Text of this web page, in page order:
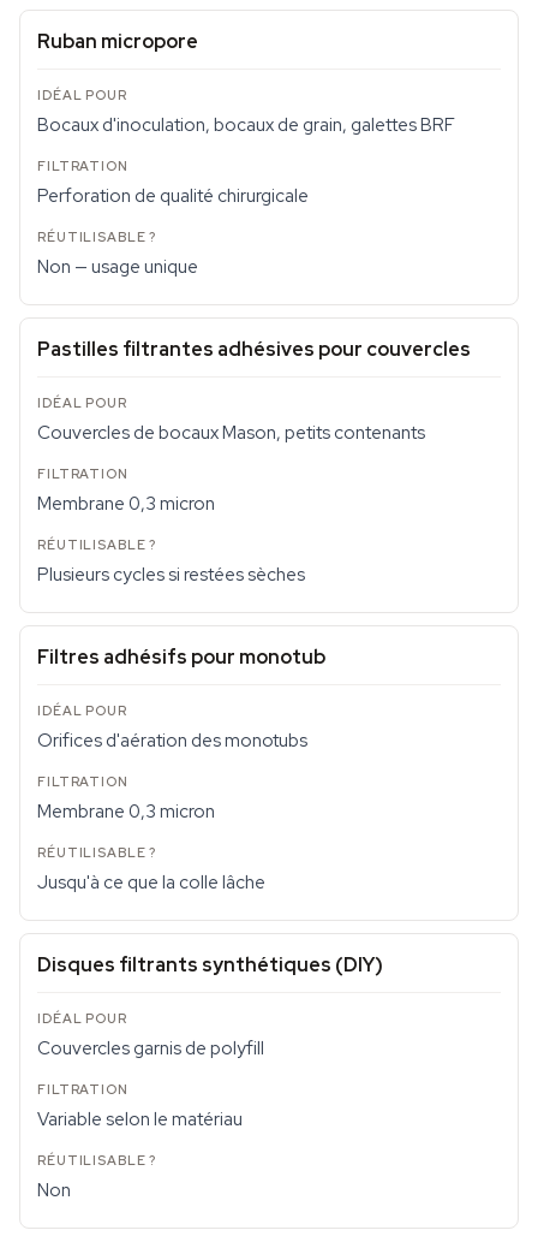
Ruban micropore
Bocaux d'inoculation, bocaux de grain, galettes BRF
Perforation de qualité chirurgicale
Non — usage unique
Pastilles filtrantes adhésives pour couvercles
Couvercles de bocaux Mason, petits contenants
Membrane 0,3 micron
Plusieurs cycles si restées sèches
Filtres adhésifs pour monotub
Orifices d'aération des monotubs
Membrane 0,3 micron
Jusqu'à ce que la colle lâche
Disques filtrants synthétiques (DIY)
Couvercles garnis de polyfill
Variable selon le matériau
Non